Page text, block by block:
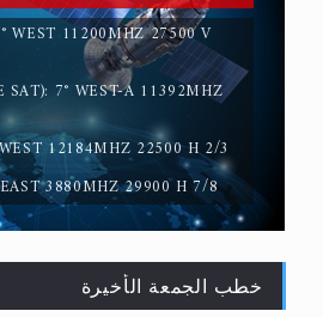
حقيقة المسيح الدجال
WEST 11200MHZ 27500 V
SAT): 7° WEST-A 11392MHZ
12184MHZ 22500 H 2/3
3880MHZ 29900 H 7/8
خطب الجمعة الأخيرة